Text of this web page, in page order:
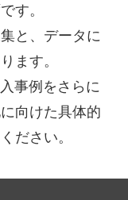
す。
と、データに
ます。
事例をさらに
向けた具体的
ださい。